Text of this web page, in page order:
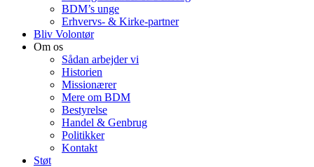
BDM’s unge
Erhvervs- & Kirke-partner
Bliv Volontør
Om os
Sådan arbejder vi
Historien
Missionærer
Mere om BDM
Bestyrelse
Handel & Genbrug
Politikker
Kontakt
Støt